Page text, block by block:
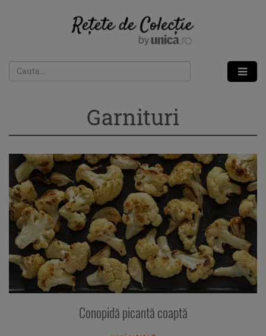
Garnituri
Conopidă picantă coaptă